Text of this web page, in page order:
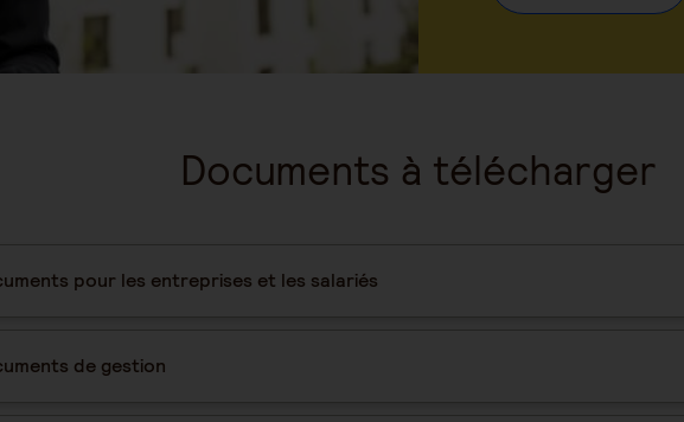
Documents à télécharger
pour les entreprises et les salariés
de gestion